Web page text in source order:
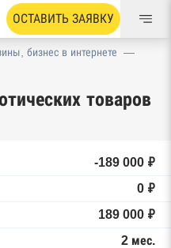
ОСТАВИТЬ ЗАЯВКУ
бизнес в интернете —
товаров
-189 000 ₽
0 ₽
189 000 ₽
2 мес.